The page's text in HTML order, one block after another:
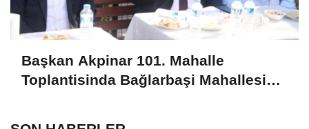
Başkan Akpinar 101. Mahalle
Toplantisinda Bağlarbaşi Mahallesi